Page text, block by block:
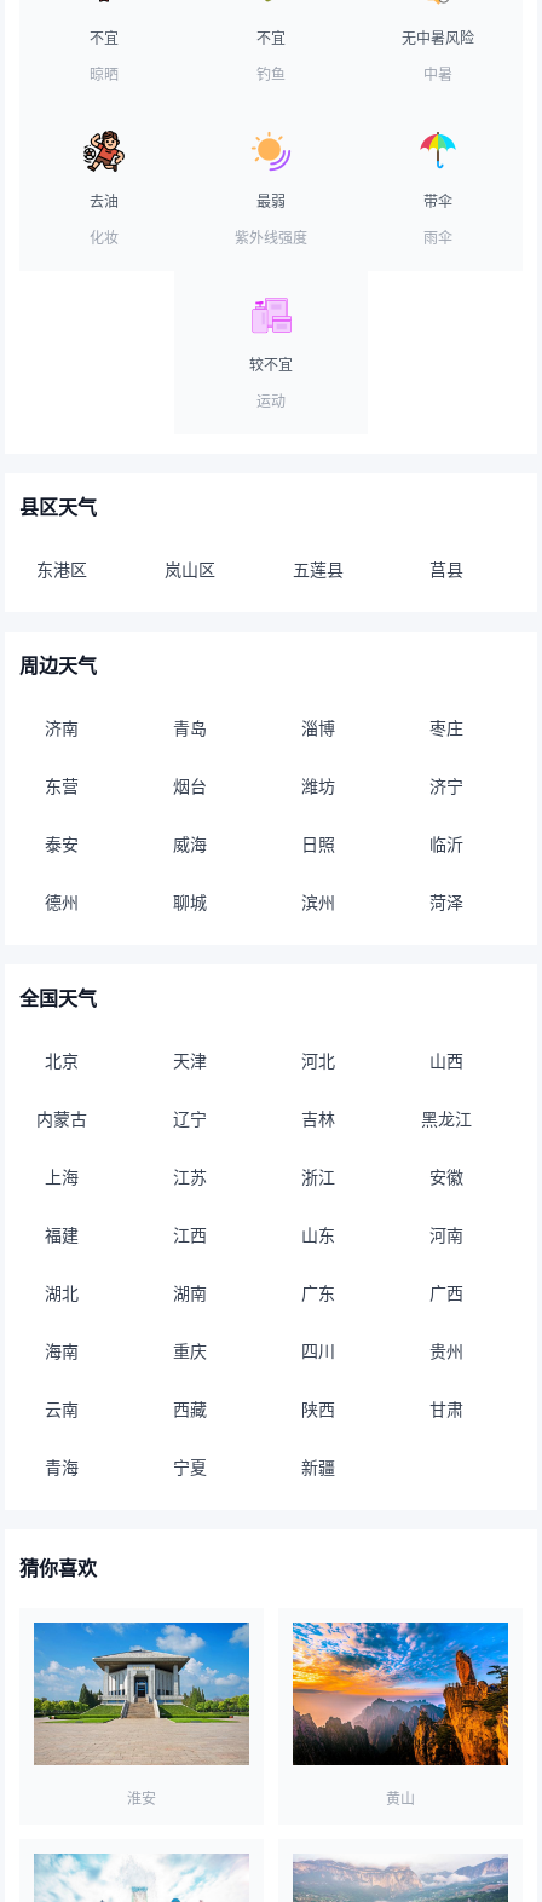
不宜
晾晒
不宜
钓鱼
无中暑风险
中暑
去油
化妆
最弱
紫外线强度
带伞
雨伞
较不宜
运动
县区天气
东港区 岚山区 五莲县 莒县
周边天气
济南 青岛 淄博 枣庄
东营 烟台 潍坊 济宁
泰安 威海 日照 临沂
德州 聊城 滨州 菏泽
全国天气
北京 天津 河北 山西
内蒙古 辽宁 吉林 黑龙江
上海 江苏 浙江 安徽
福建 江西 山东 河南
湖北 湖南 广东 广西
海南 重庆 四川 贵州
云南 西藏 陕西 甘肃
青海 宁夏 新疆
猜你喜欢
淮安 黄山